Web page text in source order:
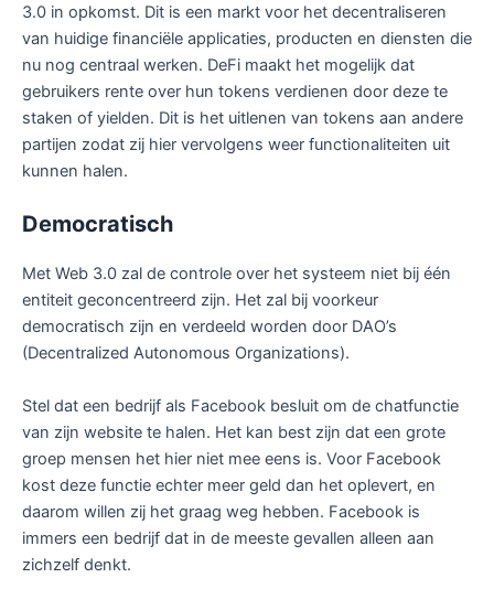
3.0 in opkomst. Dit is een markt voor het decentraliseren
van huidige financiële applicaties, producten en diensten die
nu nog centraal werken. DeFi maakt het mogelijk dat
gebruikers rente over hun tokens verdienen door deze te
staken of yielden. Dit is het uitlenen van tokens aan andere
partijen zodat zij hier vervolgens weer functionaliteiten uit
kunnen halen.
Democratisch
Met Web 3.0 zal de controle over het systeem niet bij één
entiteit geconcentreerd zijn. Het zal bij voorkeur
democratisch zijn en verdeeld worden door DAO’s
(Decentralized Autonomous Organizations).
Stel dat een bedrijf als Facebook besluit om de chatfunctie
van zijn website te halen. Het kan best zijn dat een grote
groep mensen het hier niet mee eens is. Voor Facebook
kost deze functie echter meer geld dan het oplevert, en
daarom willen zij het graag weg hebben. Facebook is
immers een bedrijf dat in de meeste gevallen alleen aan
zichzelf denkt.